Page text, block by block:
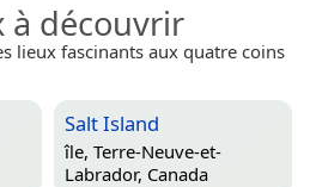
à découvrir
lieux fascinants aux quatre coins
Salt Island
île, Terre-Neuve-et-
Labrador, Canada